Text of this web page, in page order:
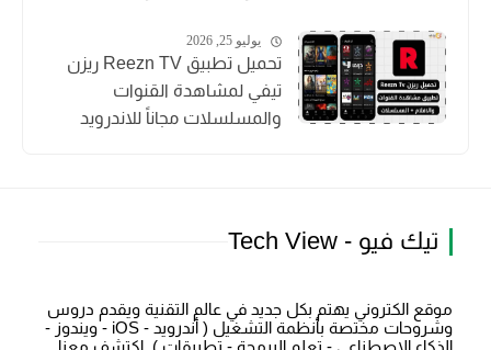
يوليو 25, 2026
تحميل تطبيق Reezn TV ريزن
تيفي لمشاهدة القنوات
والمسلسلات مجاناً للاندرويد
تيك فيو - Tech View
موقع الكتروني يهتم بكل جديد في عالم التقنية ويقدم دروس
وشروحات مختصة بأنظمة التشغيل ( أندرويد - iOS - ويندوز -